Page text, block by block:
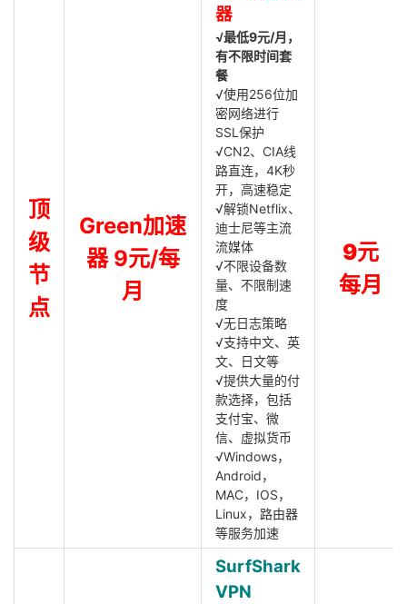
顶
级
节
点
Green加速
器 9元/每
月
器
√最低9元/月，
有不限时间套
餐
√使用256位加
密网络进行
SSL保护
√CN2、CIA线
路直连，4K秒
开，高速稳定
√解锁Netflix、
迪士尼等主流
流媒体
√不限设备数
量、不限制速
度
√无日志策略
√支持中文、英
文、日文等
√提供大量的付
款选择，包括
支付宝、微
信、虚拟货币
√Windows，
Android，
MAC，IOS，
Linux，路由器
等服务加速
9元
每月
SurfShark
VPN